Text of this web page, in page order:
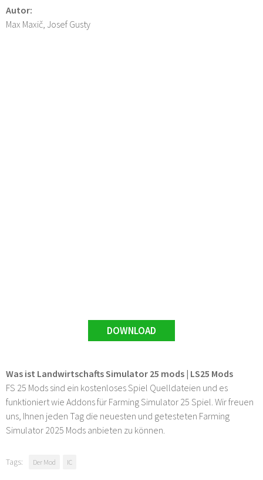
Autor:
Max Maxič, Josef Gusty
DOWNLOAD
Was ist Landwirtschafts Simulator 25 mods | LS25 Mods
FS 25 Mods sind ein kostenloses Spiel Quelldateien und es
funktioniert wie Addons für Farming Simulator 25 Spiel. Wir freuen
uns, Ihnen jeden Tag die neuesten und getesteten Farming
Simulator 2025 Mods anbieten zu können.
Tags: Der Mod IC